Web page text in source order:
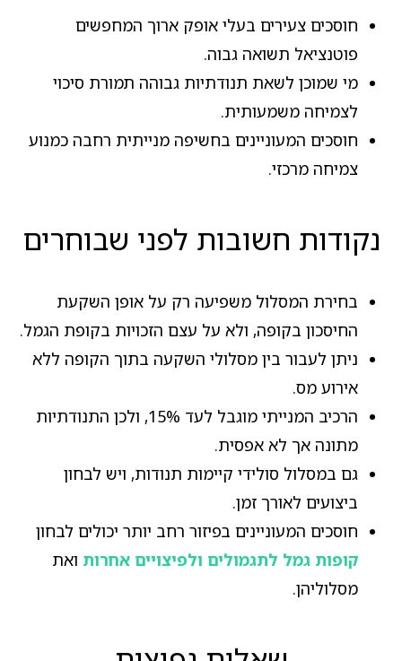
חוסכים צעירים בעלי אופק ארוך המחפשים
פוטנציאל תשואה גבוה.
מי שמוכן לשאת תנודתיות גבוהה תמורת סיכוי
לצמיחה משמעותית.
חוסכים המעוניינים בחשיפה מנייתית רחבה כמנוע
צמיחה מרכזי.
נקודות חשובות לפני שבוחרים
בחירת המסלול משפיעה רק על אופן השקעת
החיסכון בקופה, ולא על עצם הזכויות בקופת הגמל.
ניתן לעבור בין מסלולי השקעה בתוך הקופה ללא
אירוע מס.
הרכיב המנייתי מוגבל לעד 15%, ולכן התנודתיות
מתונה אך לא אפסית.
גם במסלול סולידי קיימות תנודות, ויש לבחון
ביצועים לאורך זמן.
חוסכים המעוניינים בפיזור רחב יותר יכולים לבחון
קופות גמל לתגמולים ולפיצויים אחרות ואת
מסלוליהן.